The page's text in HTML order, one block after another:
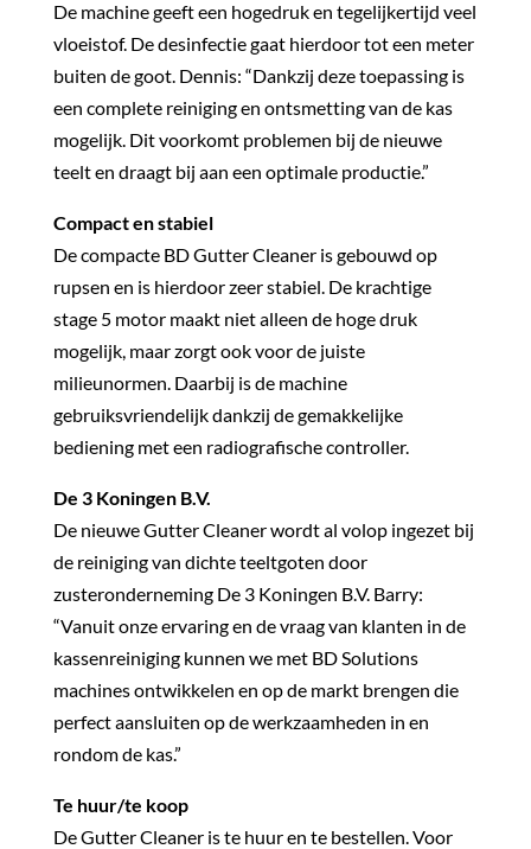
De machine geeft een hogedruk en tegelijkertijd veel
vloeistof. De desinfectie gaat hierdoor tot een meter
buiten de goot. Dennis: “Dankzij deze toepassing is
een complete reiniging en ontsmetting van de kas
mogelijk. Dit voorkomt problemen bij de nieuwe
teelt en draagt bij aan een optimale productie.”
Compact en stabiel
De compacte BD Gutter Cleaner is gebouwd op
rupsen en is hierdoor zeer stabiel. De krachtige
stage 5 motor maakt niet alleen de hoge druk
mogelijk, maar zorgt ook voor de juiste
milieunormen. Daarbij is de machine
gebruiksvriendelijk dankzij de gemakkelijke
bediening met een radiografische controller.
De 3 Koningen B.V.
De nieuwe Gutter Cleaner wordt al volop ingezet bij
de reiniging van dichte teeltgoten door
zusteronderneming De 3 Koningen B.V. Barry:
“Vanuit onze ervaring en de vraag van klanten in de
kassenreiniging kunnen we met BD Solutions
machines ontwikkelen en op de markt brengen die
perfect aansluiten op de werkzaamheden in en
rondom de kas.”
Te huur/te koop
De Gutter Cleaner is te huur en te bestellen. Voor